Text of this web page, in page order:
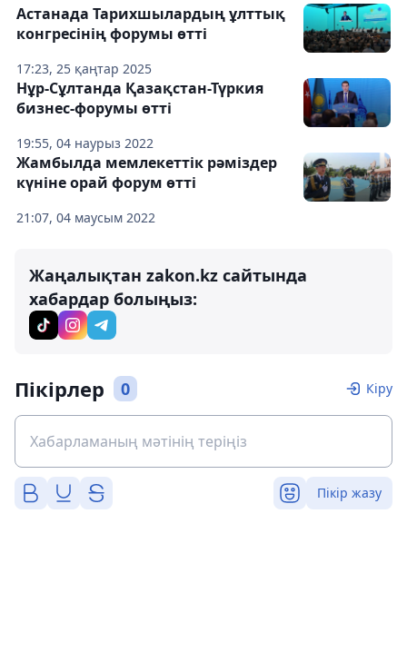
17:23, 25 қаңтар 2025
Астанада Тарихшылардың ұлттық
конгресінің форумы өтті
19:55, 04 наурыз 2022
Нұр-Сұлтанда Қазақстан-Түркия
бизнес-форумы өтті
21:07, 04 маусым 2022
Жамбылда мемлекеттік рәміздер
күніне орай форум өтті
Жаңалықтан zakon.kz сайтында
хабардар болыңыз:
Пікірлер 0 Кіру
Пікір жазу